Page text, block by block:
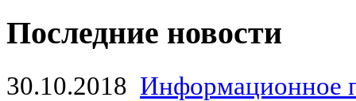
Последние новости
30.10.2018 Информационное